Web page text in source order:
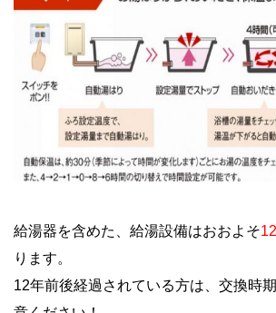
給湯器を含めた、給湯設備はおおよそ
ります。
12年前後経過されている方は、交換時